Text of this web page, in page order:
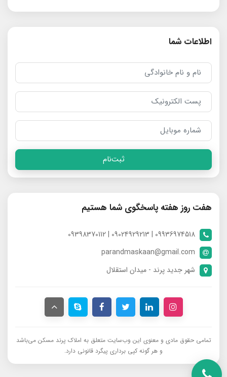
اطلاعات شما
ثبت‌نام
هفت روز هفته پاسخگوی شما هستیم
09936974518 | 09024929213 | 09398370112
parandmaskaan@gmail.com
شهر جدید پرند - میدان استقلال
تمامی حقوق مادی و معنوی این وب‌سایت متعلق به املاک پرند مسکن می‌باشد
و هر گونه کپی برداری پیگرد قانونی دارد.